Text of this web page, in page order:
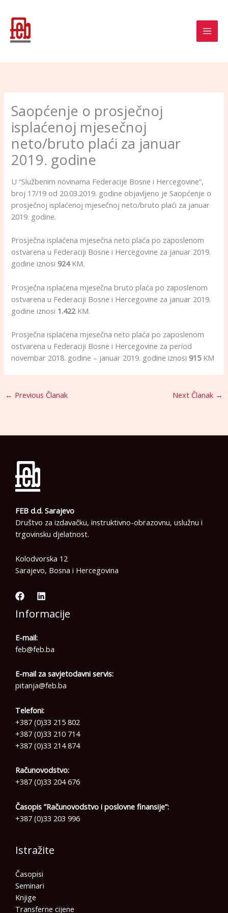
content
Saopćenje o prosječnoj
isplaćenoj mjesečnoj
neto/bruto plaći za januar
2019. godine
U “Službenim novinama Federacije Bosne i Hercegovine”,
broj 17/19 od 20.03.2019. godine objavljeno je Saopćenje o
prosječnoj isplaćenoj mjesečnoj neto/bruto plaći za januar
2019. godine.
Prosječna isplaćena mjesečna neto plaća po zaposlenom
ostvarena u Federaciji Bosne i Hercegovine za januar 2019.
godine iznosi 924KM.
Prosječna isplaćena mjesečna bruto plaća po zaposlenom
ostvarena u Federaciji Bosne i Hercegovine za januar 2019.
godine iznosi 1.422KM.
Prosječna isplaćena mjesečna neto plaća po zaposlenom
ostvarena u Federaciji Bosne i Hercegovine za period
novembar 2018. godine – januar 2019. godine iznosi 915KM
← Previous Članak Next Članak →
FEB d.d. Sarajevo
Društvo za izdavačku, instruktivno-obrazovnu, uslužnu i
trgovinsku djelatnost.
Kolodvorska 12
Sarajevo, Bosna i Hercegovina
Informacije
E-mail:
feb@feb.ba
E-mail za savjetodavni servis:
pitanja@feb.ba
Telefoni:
+387 (0)33 215 802
+387 (0)33 210 714
+387 (0)33 214 874
Računovodstvo:
+387 (0)33 204 676
Časopis ”Računovodstvo i poslovne finansije”:
+387 (0)33 203 996
Istražite
Časopisi
Seminari
Knjige
Transferne cijene